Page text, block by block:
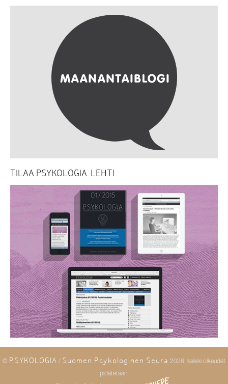
TILAA PSYKOLOGIA-LEHTI
© PSYKOLOGIA / Suomen Psykologinen Seura 2026. kaikki oikeudet
pidätetään.